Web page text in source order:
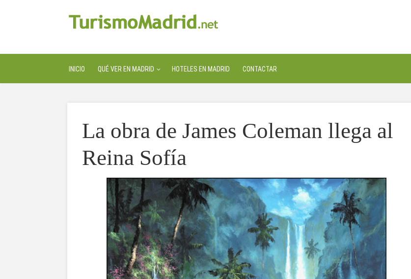
INICIO QUÉ VER EN MADRID HOTELES EN MADRID CONTACTAR
La obra de James Coleman llega al
Reina Sofía